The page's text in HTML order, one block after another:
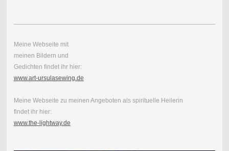
Meine Webseite mit
meinen Bildern und
Gedichten findet ihr hier:
www.art-ursulasewing.de
Meine Webseite zu meinen Angeboten als spirituelle Heilerin
findet ihr hier:
www.the-lightway.de